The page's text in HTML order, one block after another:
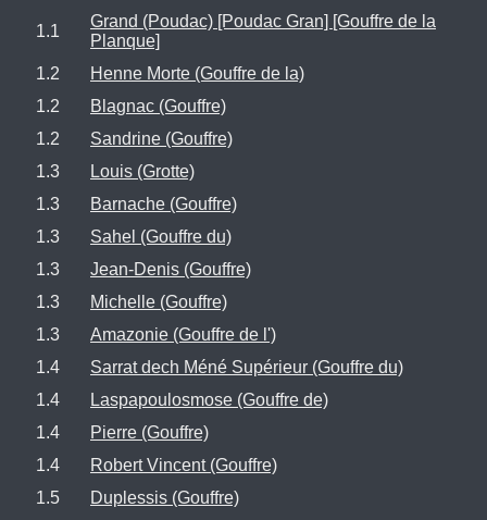
1.1
Grand (Poudac) [Poudac Gran] [Gouffre de la
Planque]
1.2
Henne Morte (Gouffre de la)
1.2
Blagnac (Gouffre)
1.2
Sandrine (Gouffre)
1.3
Louis (Grotte)
1.3
Barnache (Gouffre)
1.3
Sahel (Gouffre du)
1.3
Jean-Denis (Gouffre)
1.3
Michelle (Gouffre)
1.3
Amazonie (Gouffre de l')
1.4
Sarrat dech Méné Supérieur (Gouffre du)
1.4
Laspapoulosmose (Gouffre de)
1.4
Pierre (Gouffre)
1.4
Robert Vincent (Gouffre)
1.5
Duplessis (Gouffre)